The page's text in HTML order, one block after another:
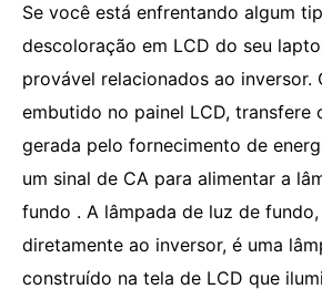
Se você está enfrentando algum
descoloração em LCD do seu
provável relacionados ao inversor.
embutido no painel LCD, transfere
gerada pelo fornecimento de
um sinal de CA para alimentar a
fundo . A lâmpada de luz de
diretamente ao inversor, é uma
construído na tela de LCD que